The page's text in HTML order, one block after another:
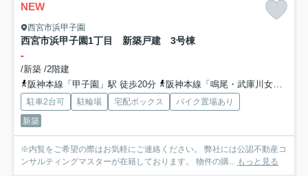
NEW
西宮市浜甲子園
西宮市浜甲子園1丁目 新築戸建 3号棟
-
/新築 /2階建
阪神本線「甲子園」駅 徒歩20分
阪神本線「鳴尾・武庫川女子大前」駅 徒歩26分
駐車2台可 駐輪場 宅配ボックス
バイク置場あり
新築
※内覧をご希望の際はお気軽にご連絡ください。 弊社には公認不動産コ
ンサルティングマスターが在籍しております。 物件の購... もっと見る